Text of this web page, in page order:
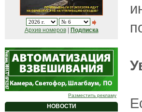
Архив номеров| Подписка
Разместить рекламу
НОВОСТИ